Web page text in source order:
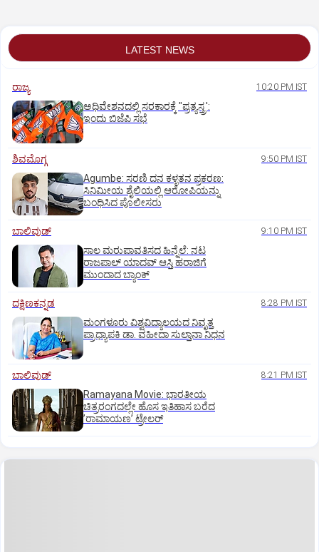
LATEST NEWS
ರಾಜ್ಯ 10:20 PM IST
ಅಧಿವೇಶನದಲ್ಲಿ ಸರಕಾರಕ್ಕೆ "ಪ್ರತ್ಯಸ್ತ್ರ':
ಇಂದು ಬಿಜೆಪಿ ಸಭೆ
ಶಿವಮೊಗ್ಗ 9:50 PM IST
Agumbe: ಸರಣಿ ದನ ಕಳ್ಳತನ ಪ್ರಕರಣ:
ಸಿನಿಮೀಯ ಶೈಲಿಯಲ್ಲಿ ಆರೋಪಿಯನ್ನು
ಬಂಧಿಸಿದ ಪೊಲೀಸರು
ಬಾಲಿವುಡ್‌ 9:10 PM IST
ಸಾಲ ಮರುಪಾವತಿಸದ ಹಿನ್ನೆಲೆ: ನಟ
ರಾಜಪಾಲ್ ಯಾದವ್‌ ಆಸ್ತಿ ಹರಾಜಿಗೆ
ಮುಂದಾದ ಬ್ಯಾಂಕ್
ದಕ್ಷಿಣಕನ್ನಡ 8:28 PM IST
ಮಂಗಳೂರು ವಿಶ್ವವಿದ್ಯಾಲಯದ ನಿವೃತ್ತ
ಪ್ರಾಧ್ಯಾಪಕಿ ಡಾ. ವಹೀದಾ ಸುಲ್ತಾನಾ ನಿಧನ
ಬಾಲಿವುಡ್‌ 8:21 PM IST
Ramayana Movie: ಭಾರತೀಯ
ಚಿತ್ರರಂಗದಲ್ಲೇ ಹೊಸ ಇತಿಹಾಸ ಬರೆದ
ʼರಾಮಾಯಣʼ ಟ್ರೇಲರ್